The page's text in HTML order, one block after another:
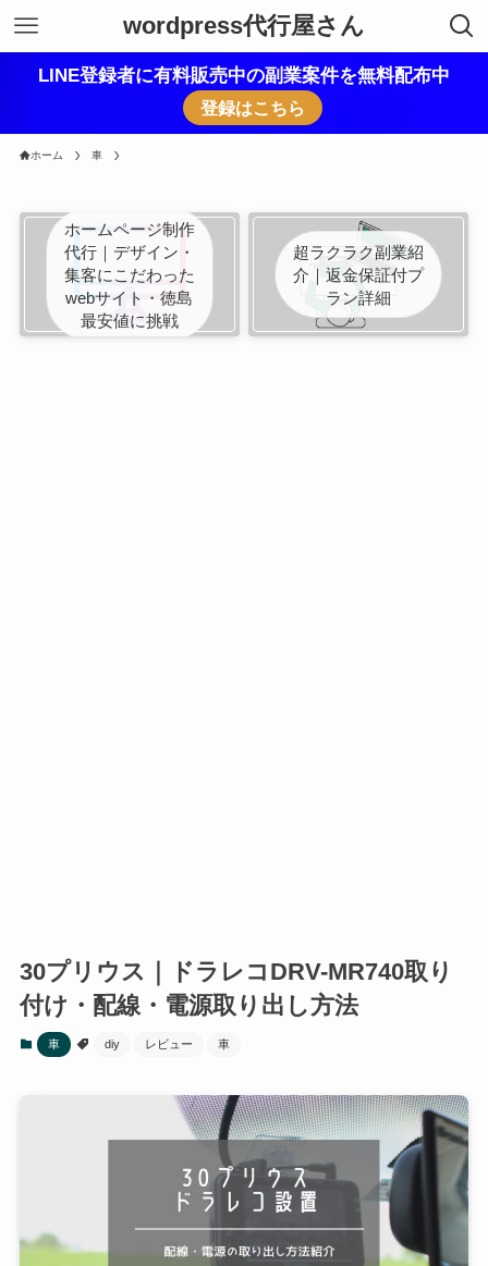
wordpress代行屋さん
LINE登録者に有料販売中の副業案件を無料配布中
登録はこちら
ホーム 車
ホームページ制作
代行｜デザイン・
集客にこだわった
webサイト・徳島
最安値に挑戦
超ラクラク副業紹
介｜返金保証付プ
ラン詳細
30プリウス｜ドラレコDRV-MR740取り
付け・配線・電源取り出し方法
車 diy レビュー 車